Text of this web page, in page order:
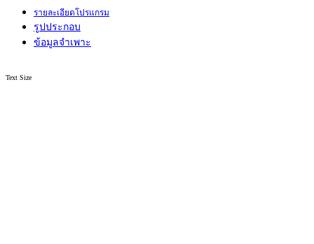
รายละเอียดโปรแกรม
รูปประกอบ
ข้อมูลจำเพาะ
Text Size